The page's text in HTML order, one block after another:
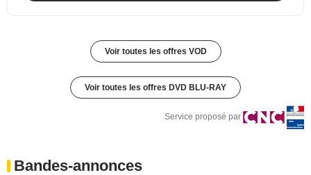
Voir toutes les offres VOD
Voir toutes les offres DVD BLU-RAY
Service proposé par
Bandes-annonces